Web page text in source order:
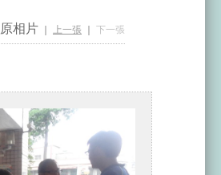
相片 上一張 下一張